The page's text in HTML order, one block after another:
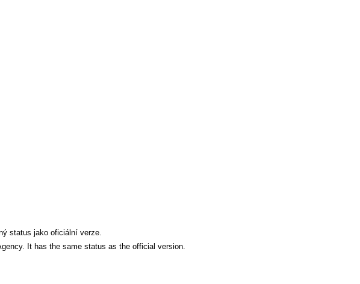
status jako oficiální verze.
It has the same status as the official version.